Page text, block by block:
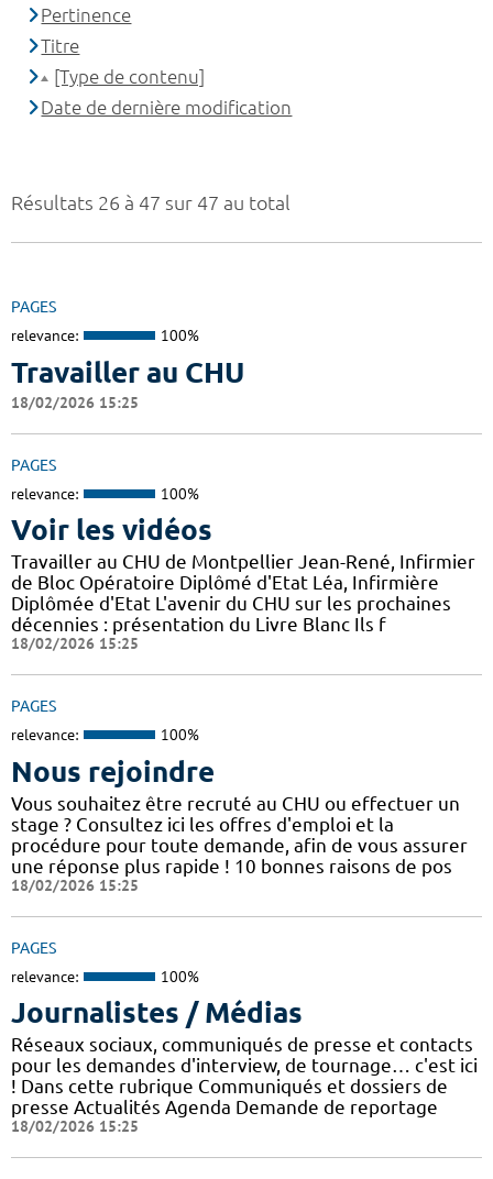
Résultats 26 à 47 sur 47 au total
PAGES
relevance: 100%
Travailler au CHU
18/02/2026 15:25
PAGES
relevance: 100%
Voir les vidéos
Travailler au CHU de Montpellier Jean-René, Infirmier
de Bloc Opératoire Diplômé d'Etat Léa, Infirmière
Diplômée d'Etat L'avenir du CHU sur les prochaines
décennies : présentation du Livre Blanc Ils f
18/02/2026 15:25
PAGES
relevance: 100%
Nous rejoindre
Vous souhaitez être recruté au CHU ou effectuer un
stage ? Consultez ici les offres d'emploi et la
procédure pour toute demande, afin de vous assurer
une réponse plus rapide ! 10 bonnes raisons de pos
18/02/2026 15:25
PAGES
relevance: 100%
Journalistes / Médias
Réseaux sociaux, communiqués de presse et contacts
pour les demandes d'interview, de tournage… c'est ici
! Dans cette rubrique Communiqués et dossiers de
presse Actualités Agenda Demande de reportage
18/02/2026 15:25
Pertinence
Titre
[Type de contenu]
Date de dernière modification